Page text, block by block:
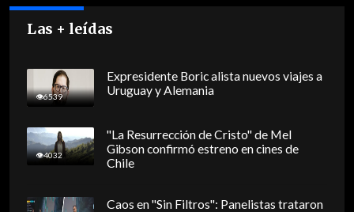
Las + leídas
6539
Expresidente Boric alista nuevos viajes a
Uruguay y Alemania
4032
"La Resurrección de Cristo" de Mel
Gibson confirmó estreno en cines de
Chile
Caos en "Sin Filtros": Panelistas trataron